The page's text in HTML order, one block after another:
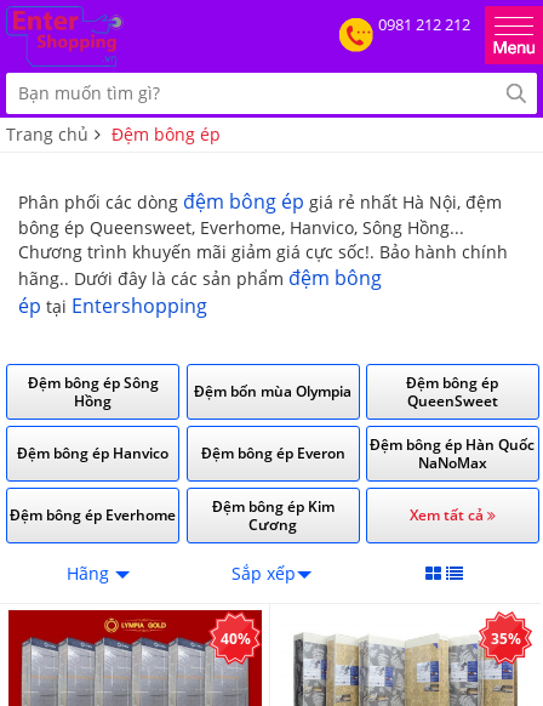
0981 212 212
Trang chủ Đệm bông ép
Phân phối các dòng đệm bông ép giá rẻ nhất Hà Nội, đệm
bông ép Queensweet, Everhome, Hanvico, Sông Hồng...
Chương trình khuyến mãi giảm giá cực sốc!. Bảo hành chính
hãng.. Dưới đây là các sản phẩm đệm bông
ép tại Entershopping
Đệm bông ép Sông
Hồng
Đệm bốn mùa Olympia
Đệm bông ép
QueenSweet
Đệm bông ép Hanvico Đệm bông ép Everon
Đệm bông ép Hàn Quốc
NaNoMax
Đệm bông ép Everhome
Đệm bông ép Kim
Cương
Xem tất cả
Hãng Sắp xếp
40% 35%